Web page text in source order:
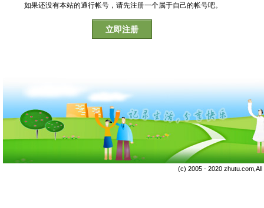
如果还没有本站的通行帐号，请先注册一个属于自己的帐号吧。
立即注册
(c) 2005 - 2020